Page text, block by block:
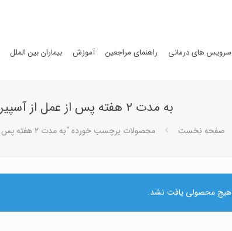
سرویس های درمانی راهنمای مراجعین آموزش بیماران بین الملل
به مدت 2 هفته پس از عمل از آسپيرين
صفحه نخست محصولات برچسب خورده “به مدت 2 هفته پس از عمل از آسپيرين”
هیچ محصولی یافت نشد.